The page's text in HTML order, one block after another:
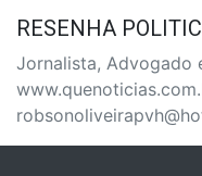
RESENHA
Jornalista, Advogado